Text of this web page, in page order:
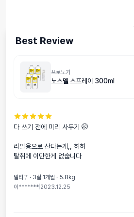
Best Review
프로도기
노스멜 스프레이 300ml
다 쓰기 전에 미리 사두기 🤭
리필용으로 산다는게,, 허허
탈취에 이만한게 없숩니다
말티푸 · 3살 1개월 · 5.8kg
이******* 2023.12.25